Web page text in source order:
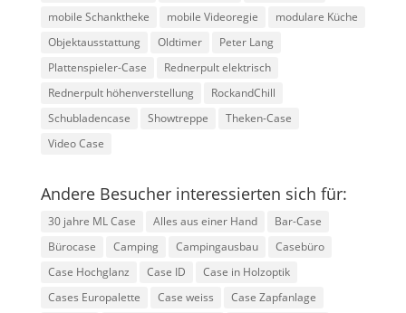
mobile Schanktheke
mobile Videoregie
modulare Küche
Objektausstattung
Oldtimer
Peter Lang
Plattenspieler-Case
Rednerpult elektrisch
Rednerpult höhenverstellung
RockandChill
Schubladencase
Showtreppe
Theken-Case
Video Case
Andere Besucher interessierten sich für:
30 jahre ML Case Alles aus einer Hand
Bar-Case
Bürocase
Camping Campingausbau
Casebüro
Case Hochglanz
Case ID
Case in Holzoptik
Cases Europalette
Case weiss
Case Zapfanlage